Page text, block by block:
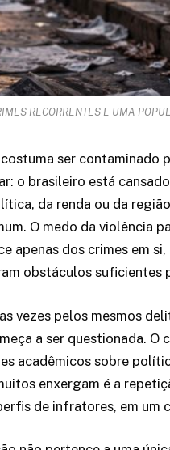
RECORRENTES E UMA
ser contaminado
o brasileiro está
da renda ou da
O medo da violência
apenas dos crimes em
obstáculos suficientes
vezes pelos mesmos
a ser questionada. O
acadêmicos sobre
enxergam é a
de infratores, em um